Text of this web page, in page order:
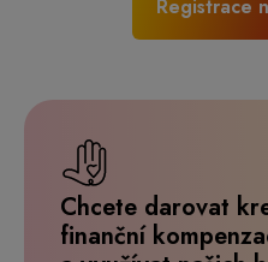
Registrace
Chcete darovat
finanční